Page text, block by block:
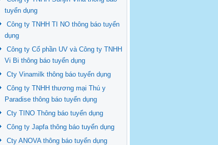
tuyển dụng
Công ty TNHH TI NO thông báo tuyển
dụng
Công ty Cổ phần UV và Công ty TNHH
Vi Bi thông báo tuyển dụng
Cty Vinamilk thông báo tuyển dụng
Công ty TNHH thương mại Thú y
Paradise thông báo tuyển dụng
Cty TINO Thông báo tuyển dụng
Công ty Japfa thông báo tuyển dụng
Cty ANOVA thông báo tuyển dụng